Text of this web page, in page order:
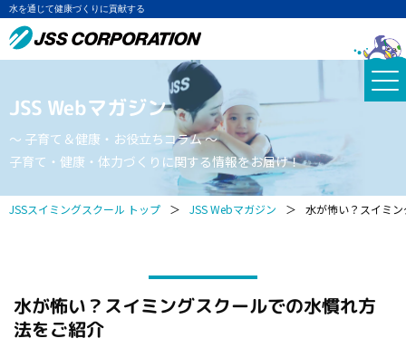
水を通じて健康づくりに貢献する
JSS Webマガジン
～ 子育て＆健康・お役立ちコラム ～
子育て・健康・体力づくりに関する情報をお届け！
JSSスイミングスクール トップ ＞ JSS Webマガジン ＞ 水が怖い？スイミ
水が怖い？スイミングスクールでの水慣れ方
法をご紹介